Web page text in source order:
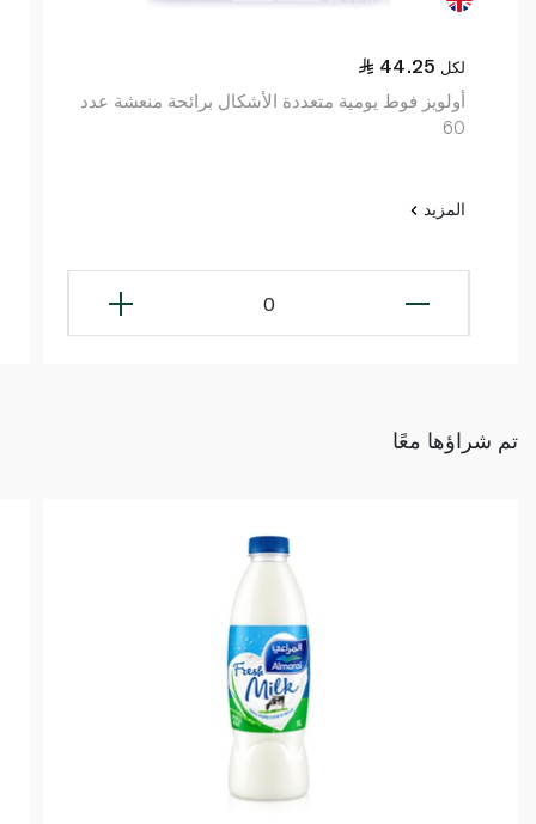
44.25 لكل
أولويز فوط يومية متعددة الأشكال برائحة منعشة عدد
60
المزيد
0
تم شراؤها معًا